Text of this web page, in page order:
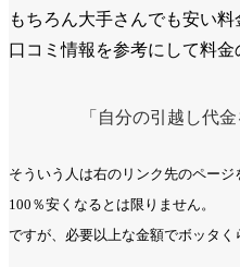
もちろん大手さんでも安い
口コミ情報を参考にして料金
「自分の引越し代
そういう人は右のリンク先のページ
100％安くなるとは限りません。
ですが、必要以上な金額でボッタく